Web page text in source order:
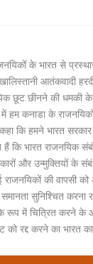
के भारत से
आतंकवादी
छूट छीनने की धमकी के
हम कनाडा के
कि हमने भारत
कि भारत राजनयिक
और उन्मुक्तियों के
की वापसी
सुनिश्चित
के रूप में चित्रित करने
रद्द करने का भारत